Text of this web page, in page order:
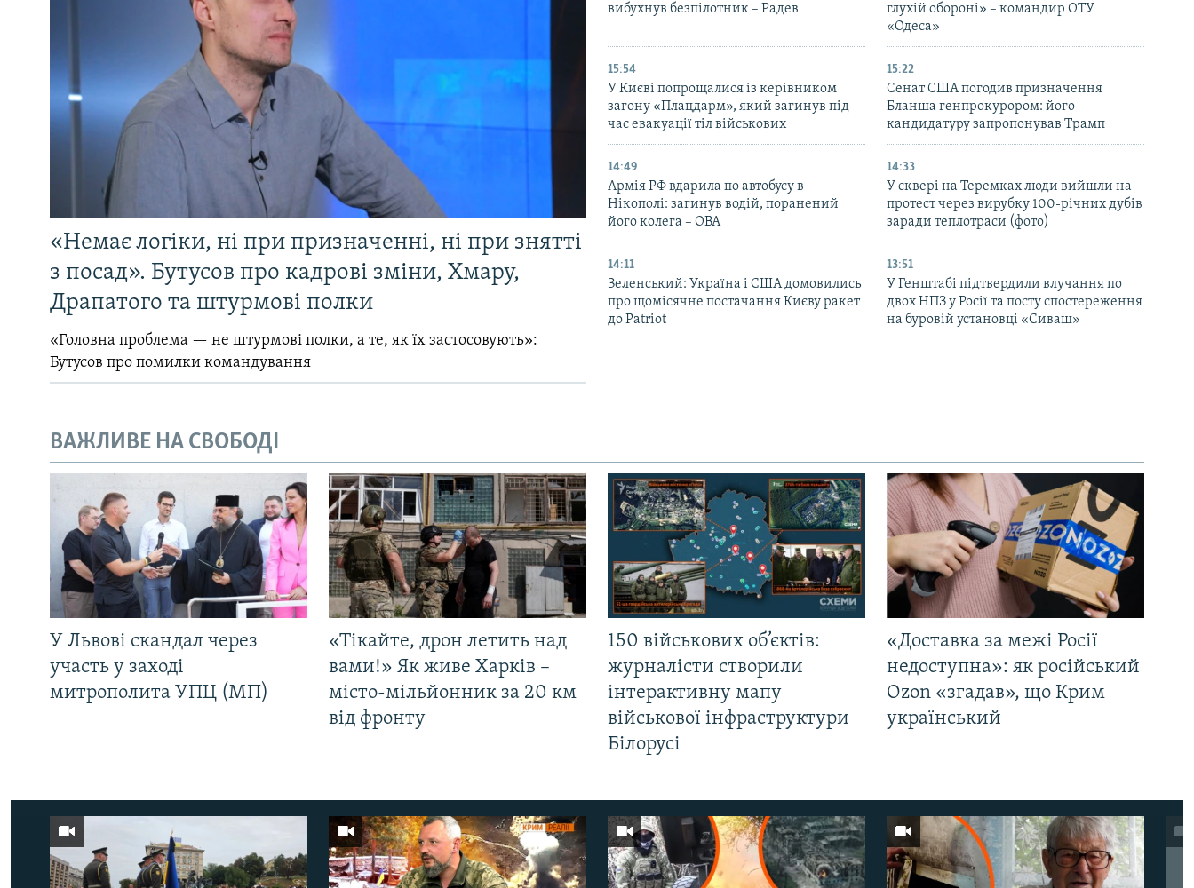
«Немає логіки, ні при призначенні, ні при знятті
з посад». Бутусов про кадрові зміни, Хмару,
Драпатого та штурмові полки
«Головна проблема — не штурмові полки, а те, як їх застосовують»:
Бутусов про помилки командування
вибухнув безпілотник – Радев
глухій обороні» – командир ОТУ
«Одеса»
15:54
У Києві попрощалися із керівником
загону «Плацдарм», який загинув під
час евакуації тіл військових
15:22
Сенат США погодив призначення
Бланша генпрокурором: його
кандидатуру запропонував Трамп
14:49
Армія РФ вдарила по автобусу в
Нікополі: загинув водій, поранений
його колега – ОВА
14:33
У сквері на Теремках люди вийшли на
протест через вирубку 100-річних дубів
заради теплотраси (фото)
14:11
Зеленський: Україна і США домовились
про щомісячне постачання Києву ракет
до Patriot
13:51
У Генштабі підтвердили влучання по
двох НПЗ у Росії та посту спостереження
на буровій установці «Сиваш»
ВАЖЛИВЕ НА СВОБОДІ
У Львові скандал через
участь у заході
митрополита УПЦ (МП)
«Тікайте, дрон летить над
вами!» Як живе Харків –
місто-мільйонник за 20 км
від фронту
150 військових об’єктів:
журналісти створили
інтерактивну мапу
військової інфраструктури
Білорусі
«Доставка за межі Росії
недоступна»: як російський
Ozon «згадав», що Крим
український